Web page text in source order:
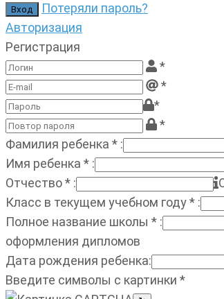
Потеряли пароль?
Авторизация
Регистрация
*
*
*
*
Фамилия ребенка * :
Имя ребенка * :
Отчество* :
Класс в текущем учебном году* :
Полное название школы * :
оформления дипломов
Дата рождения ребенка:
Введите символы с картинки *